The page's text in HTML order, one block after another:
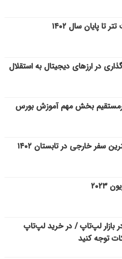
پایان سال ۱۴۰۲
در ارزهای دیجیتال به استقلال
بخش مهم آموزش بورس
سفر خارجی در تابستان ۱۴۰۲
لپ‌تاپ / در خرید لپ‌تاپ
توجه کنید